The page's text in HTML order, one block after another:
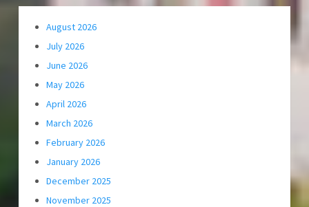
August 2026
July 2026
June 2026
May 2026
April 2026
March 2026
February 2026
January 2026
December 2025
November 2025